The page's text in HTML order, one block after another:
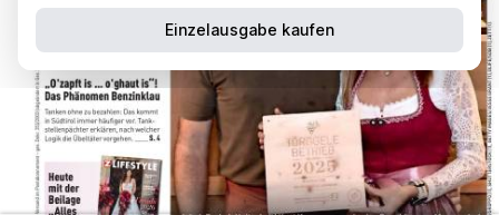
Einzelausgabe kaufen